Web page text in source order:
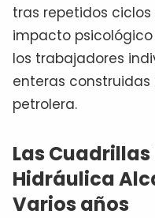
tras repetidos
impacto
los trabajadores
enteras
petrolera.
Las
Hidráulica
Varios años